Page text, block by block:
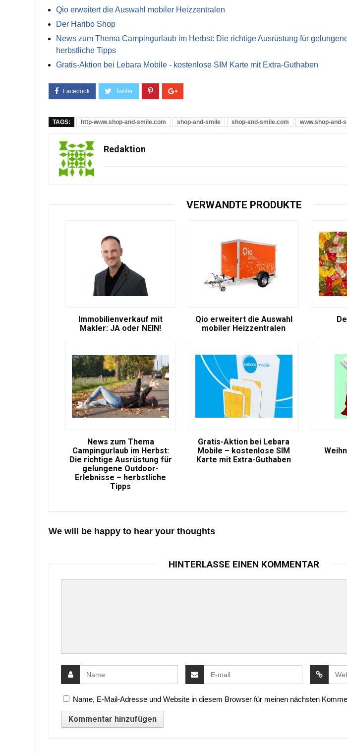
Qio erweitert die Auswahl mobiler Heizzentralen
Der Haribo Shop
News zum Thema Campingurlaub im Herbst: Die richtige Ausrüstung für
herbstliche Tipps
Gratis-Aktion bei Lebara Mobile - kostenlose SIM Karte mit Extra-Guthaben
TAGS: http-www.shop-and-smile.com shop-and-smile shop-and-smile.com www.shop-and-
Redaktion
VERWANDTE PRODUKTE
Immobilienverkauf mit
Makler: JA oder NEIN!
Qio erweitert die Auswahl
mobiler Heizzentralen
News zum Thema
Campingurlaub im Herbst:
Die richtige Ausrüstung für
gelungene Outdoor-
Erlebnisse – herbstliche
Tipps
Gratis-Aktion bei Lebara
Mobile – kostenlose SIM
Karte mit Extra-Guthaben
We will be happy to hear your thoughts
HINTERLASSE EINEN KOMMENTAR
Name, E-Mail-Adresse und Website in diesem Browser für meinen nächsten